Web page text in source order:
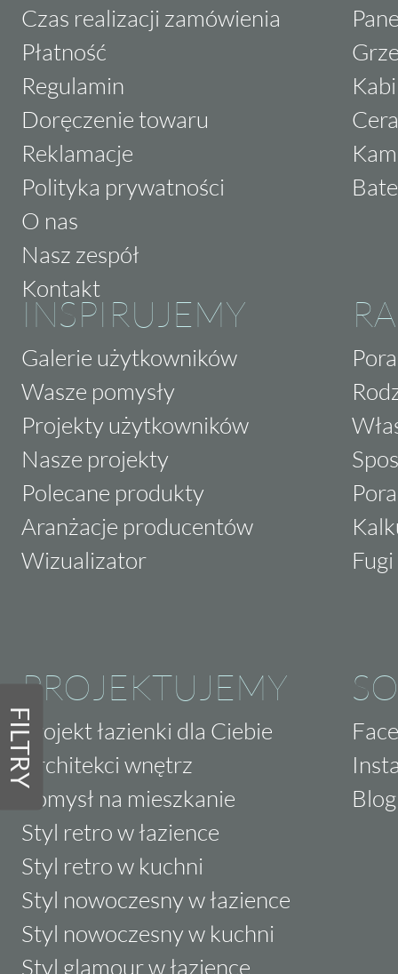
FILTRY
Czas realizacji zamówienia
Płatność
Regulamin
Doręczenie towaru
Reklamacje
Polityka prywatności
O nas
Nasz zespół
Kontakt
INSPIRUJEMY
Galerie użytkowników
Wasze pomysły
Projekty użytkowników
Nasze projekty
Polecane produkty
Aranżacje producentów
Wizualizator
PROJEKTUJEMY
Projekt łazienki dla Ciebie
Architekci wnętrz
Pomysł na mieszkanie
Styl retro w łazience
Styl retro w kuchni
Styl nowoczesny w łazience
Styl nowoczesny w kuchni
Styl glamour w łazience
Blog